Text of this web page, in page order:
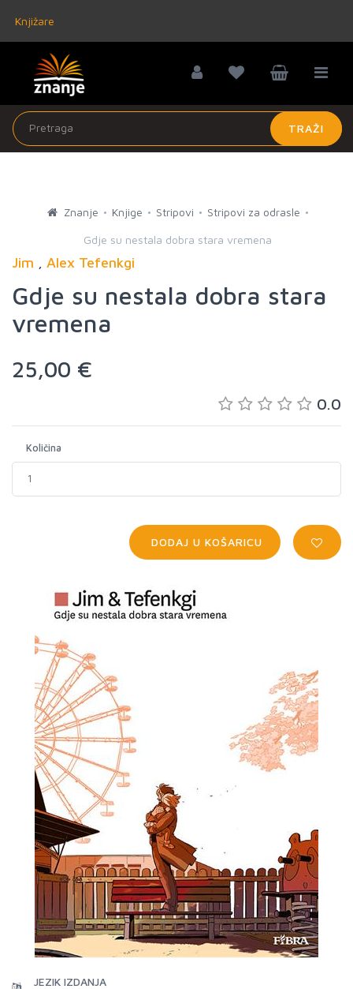
Knjižare
TRAŽI
Znanje Knjige Stripovi Stripovi za odrasle
Gdje su nestala dobra stara vremena
Jim Alex Tefenkgi
Gdje su nestala dobra stara
vremena
25,00 €
0.0
Količina
DODAJ U KOŠARICU
JEZIK IZDANJA